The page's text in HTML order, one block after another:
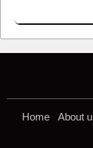
Home About